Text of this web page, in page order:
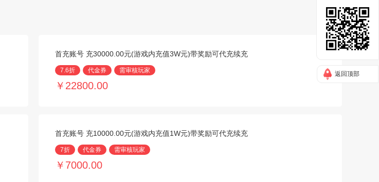
返回顶部
首充账号 充30000.00元(游戏内充值3W元)带奖励可代充续充
7.6折 代金券 需审核玩家
￥22800.00
首充账号 充10000.00元(游戏内充值1W元)带奖励可代充续充
7折 代金券 需审核玩家
￥7000.00